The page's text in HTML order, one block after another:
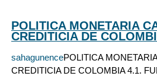
POLITICA MONETARIA
CREDITICIA DE
sahagunencePOLITICA
CREDITICIA DE COLOMBIA 4.1.